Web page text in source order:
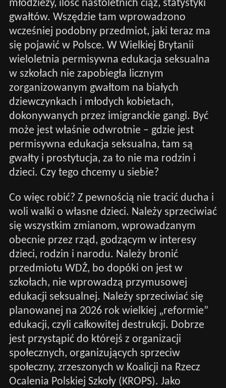
młodzieży, ilość nastoletnich ciąż, statystyki
gwałtów. Wszędzie tam wprowadzono
wcześniej podobny przedmiot, jaki teraz ma
się pojawić w Polsce. W Wielkiej Brytanii
wieloletnia permisywna edukacja seksualna
w szkołach nie zapobiegła licznym
zorganizowanym gwałtom na białych
dziewczynkach i młodych kobietach,
dokonywanych przez imigranckie gangi. Być
może jest właśnie odwrotnie – gdzie jest
permisywna edukacja seksualna, tam są
gwałty i prostytucja, za to nie ma rodzin i
dzieci. Czy tego chcemy u siebie?
Co więc robić? Z pewnością nie tracić ducha i
woli walki o własne dzieci. Należy sprzeciwiać
się wszystkim zmianom, wprowadzanym
obecnie przez rząd, godzącym w interesy
dzieci, rodzin i narodu. Należy bronić
przedmiotu WDŻ, bo dopóki on jest w
szkołach, nie wprowadzą przymusowej
edukacji seksualnej. Należy sprzeciwiać się
planowanej na 2026 rok wielkiej „reformie”
edukacji, czyli całkowitej destrukcji. Dobrze
jest przystąpić do którejś z organizacji
społecznych, organizujących sprzeciw
społeczny, zrzeszonych w Koalicji na Rzecz
Ocalenia Polskiej Szkoły (KROPS). Jako